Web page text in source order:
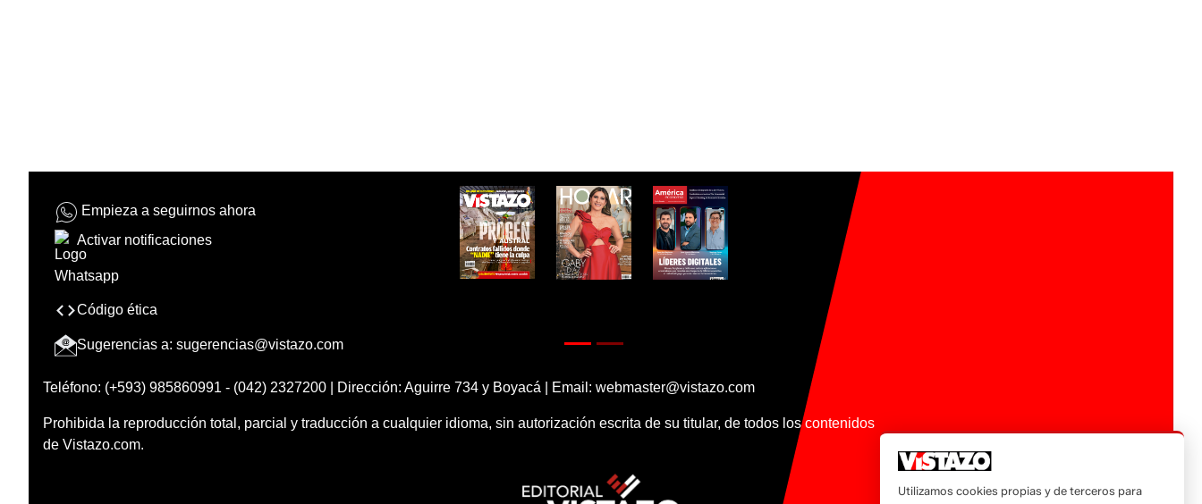
Empieza a seguirnos ahora
Activar notificaciones
Código ética
Sugerencias a: sugerencias@vistazo.com
Teléfono: (+593) 985860991 - (042) 2327200 | Dirección: Aguirre 734 y Boyacá | Email: webmaster@vistazo.com
Prohibida la reproducción total, parcial y traducción a cualquier idioma, sin autorización escrita de su titular, de todos los contenidos
de Vistazo.com.
Utilizamos cookies propias y de terceros para